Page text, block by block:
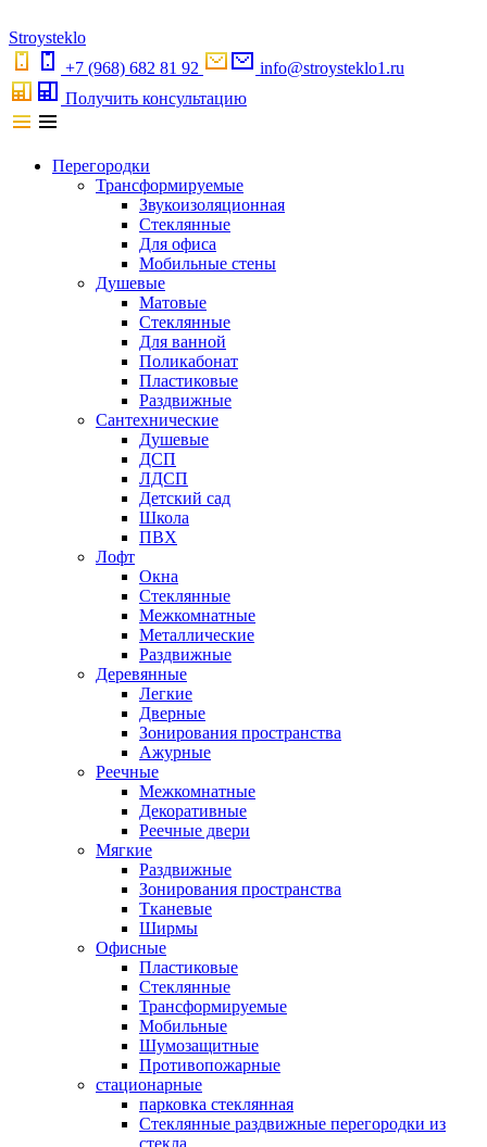
Stroysteklo
+7 (968) 682 81 92
info@stroysteklo1.ru
Получить консультацию
Перегородки
Трансформируемые
Звукоизоляционная
Стеклянные
Для офиса
Мобильные стены
Душевые
Матовые
Стеклянные
Для ванной
Поликабонат
Пластиковые
Раздвижные
Сантехнические
Душевые
ДСП
ЛДСП
Детский сад
Школа
ПВХ
Лофт
Окна
Стеклянные
Межкомнатные
Металлические
Раздвижные
Деревянные
Легкие
Дверные
Зонирования пространства
Ажурные
Реечные
Межкомнатные
Декоративные
Реечные двери
Мягкие
Раздвижные
Зонирования пространства
Тканевые
Ширмы
Офисные
Пластиковые
Стеклянные
Трансформируемые
Мобильные
Шумозащитные
Противопожарные
стационарные
парковка стеклянная
Стеклянные раздвижные перегородки из
стекла